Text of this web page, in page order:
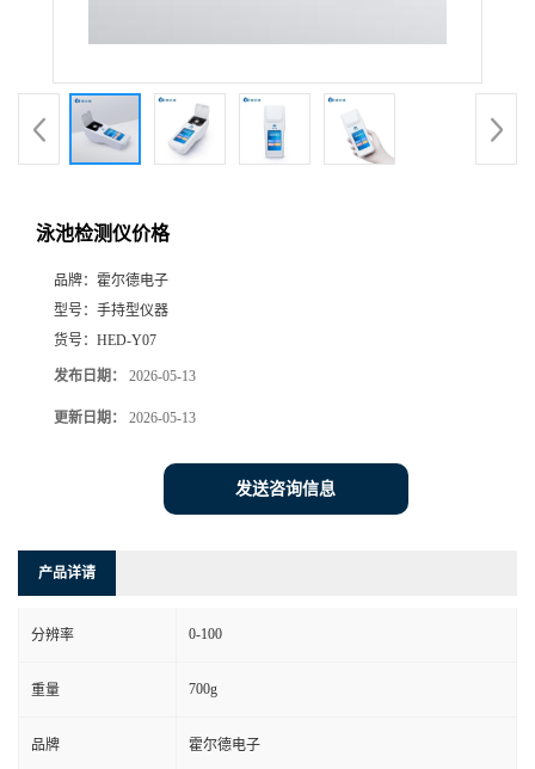
泳池检测仪价格
品牌： 霍尔德电子
型号： 手持型仪器
货号： HED-Y07
发布日期： 2026-05-13
更新日期： 2026-05-13
发送咨询信息
产品详请
分辨率 0-100
重量 700g
品牌 霍尔德电子